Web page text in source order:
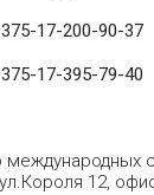
375-17-200-90-37
375-17-395-79-40
международных
12,